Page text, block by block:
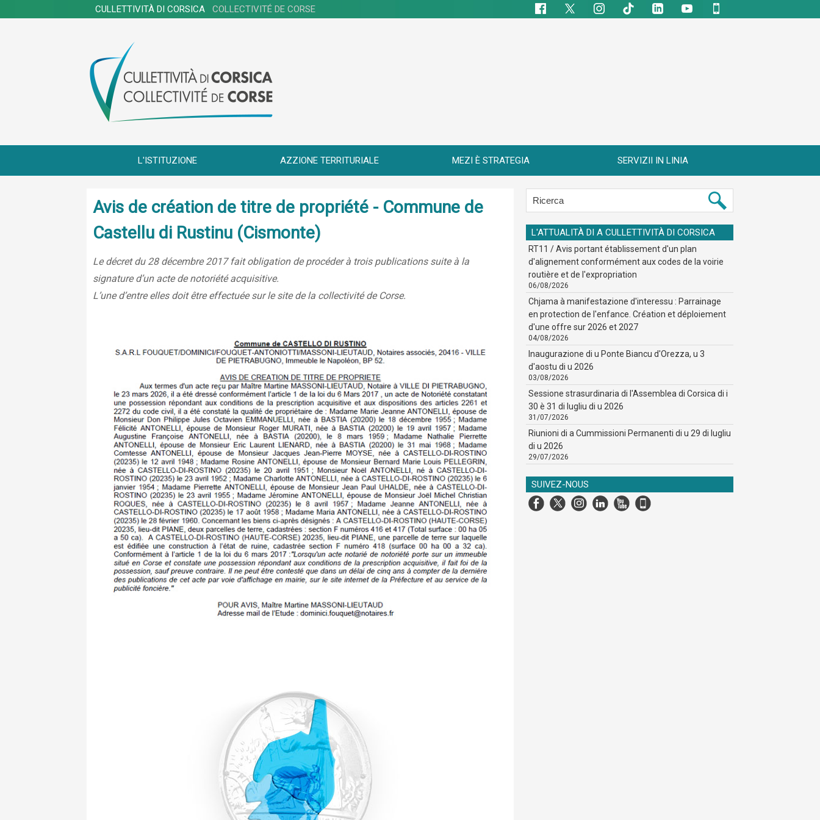
CULLETTIVITÀ DI CORSICA COLLECTIVITÉ DE CORSE
L'ISTITUZIONE AZZIONE TERRITURIALE MEZI È STRATEGIA SERVIZII IN LINIA
Avis de création de titre de propriété - Commune de
Castellu di Rustinu (Cismonte)
Le décret du 28 décembre 2017 fait obligation de procéder à trois publications suite à la
signature d’un acte de notoriété acquisitive.
L’une d’entre elles doit être effectuée sur le site de la collectivité de Corse.
L'ATTUALITÀ DI A CULLETTIVITÀ DI CORSICA
RT11 / Avis portant établissement d'un plan
d'alignement conformément aux codes de la voirie
routière et de l'expropriation
06/08/2026
Chjama à manifestazione d'interessu : Parrainage
en protection de l'enfance. Création et déploiement
d'une offre sur 2026 et 2027
04/08/2026
Inaugurazione di u Ponte Biancu d'Orezza, u 3
d'aostu di u 2026
03/08/2026
Sessione strasurdinaria di l'Assemblea di Corsica di i
30 è 31 di lugliu di u 2026
31/07/2026
Riunioni di a Cummissioni Permanenti di u 29 di lugliu
di u 2026
29/07/2026
SUIVEZ-NOUS